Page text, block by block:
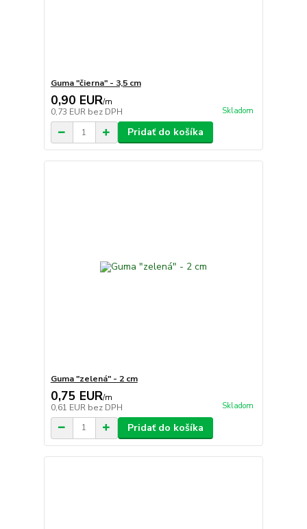
Guma "čierna" - 3,5 cm
0,90 EUR/m
0,73 EUR bez DPH Skladom
Pridať do košíka
Guma "zelená" - 2 cm
0,75 EUR/m
0,61 EUR bez DPH Skladom
Pridať do košíka